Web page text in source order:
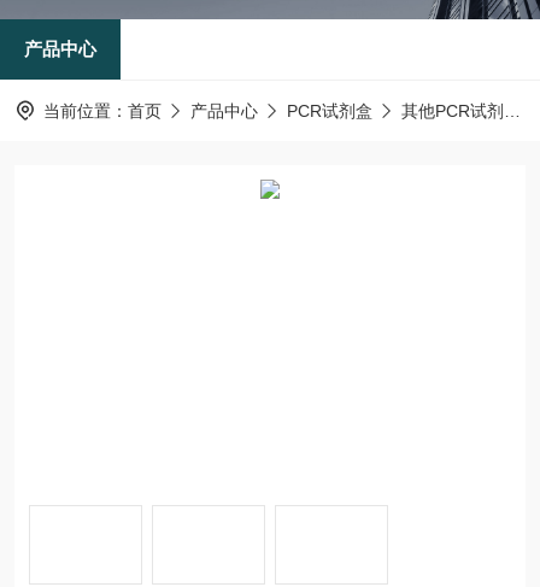
产品中心
当前位置： 首页 产品中心 PCR试剂盒 其他PCR试剂盒